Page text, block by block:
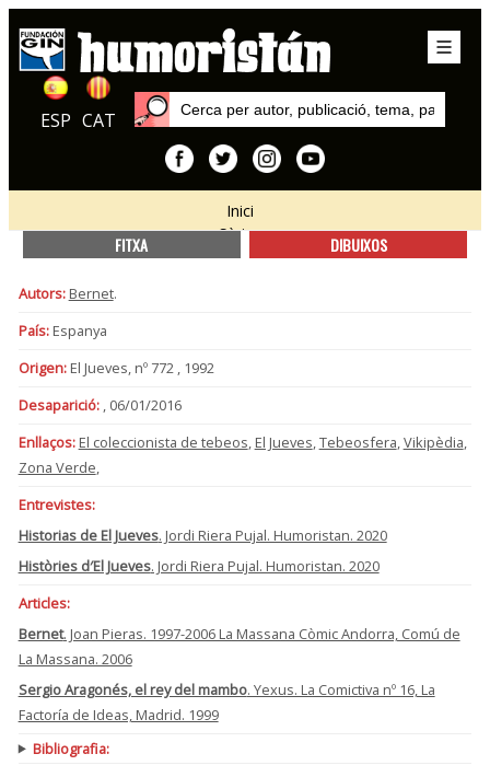
ESP CAT
Inici
Sèries
FITXA DIBUIXOS
Autors: Bernet.
País:Espanya
Origen:El Jueves, nº 772 , 1992
Desaparició:, 06/01/2016
Enllaços: El coleccionista de tebeos, El Jueves,Tebeosfera,Vikipèdia,
Zona Verde,
Entrevistes:
Historias de El Jueves. Jordi Riera Pujal. Humoristan. 2020
Històries d′El Jueves. Jordi Riera Pujal. Humoristan. 2020
Articles:
Bernet. Joan Pieras. 1997-2006 La Massana Còmic Andorra, Comú de
La Massana. 2006
Sergio Aragonés, el rey del mambo. Yexus. La Comictiva nº 16, La
Factoría de Ideas, Madrid. 1999
Bibliografia: